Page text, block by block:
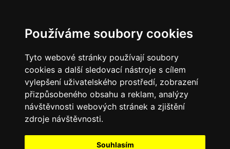
Používáme soubory cookies
Tyto webové stránky používají soubory
cookies a další sledovací nástroje s cílem
vylepšení uživatelského prostředí, zobrazení
přizpůsobeného obsahu a reklam, analýzy
návštěvnosti webových stránek a zjištění
zdroje návštěvnosti.
Souhlasím